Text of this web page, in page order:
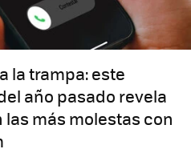
la trampa: este
año pasado revela
más molestas con